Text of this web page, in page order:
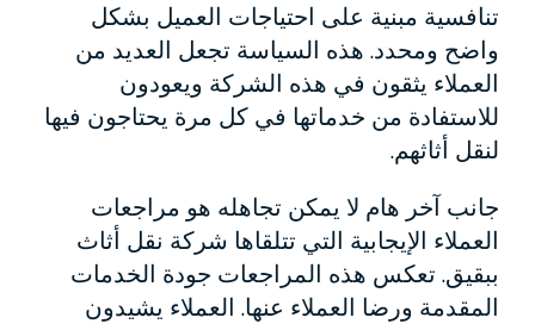
تنافسية مبنية على احتياجات العميل بشكل
واضح ومحدد. هذه السياسة تجعل العديد من
العملاء يثقون في هذه الشركة ويعودون
للاستفادة من خدماتها في كل مرة يحتاجون فيها
لنقل أثاثهم.
جانب آخر هام لا يمكن تجاهله هو مراجعات
العملاء الإيجابية التي تتلقاها شركة نقل أثاث
ببقيق. تعكس هذه المراجعات جودة الخدمات
المقدمة ورضا العملاء عنها. العملاء يشيدون